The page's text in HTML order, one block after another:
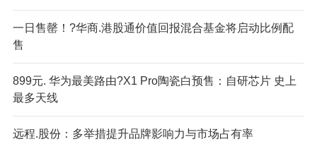
一日售罄！?华商.港股通价值回报混合基金将启动比例配
售
899元. 华为最美路由?X1 Pro陶瓷白预售：自研芯片 史上
最多天线
远程.股份：多举措提升品牌影响力与市场占有率